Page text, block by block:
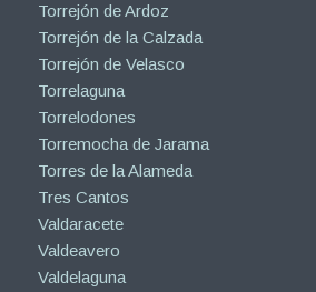
Torrejón de Ardoz
Torrejón de la Calzada
Torrejón de Velasco
Torrelaguna
Torrelodones
Torremocha de Jarama
Torres de la Alameda
Tres Cantos
Valdaracete
Valdeavero
Valdelaguna